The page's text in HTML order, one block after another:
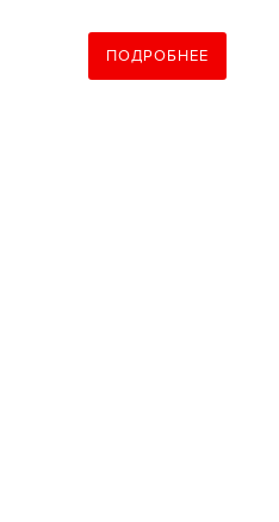
ПОДРОБНЕЕ